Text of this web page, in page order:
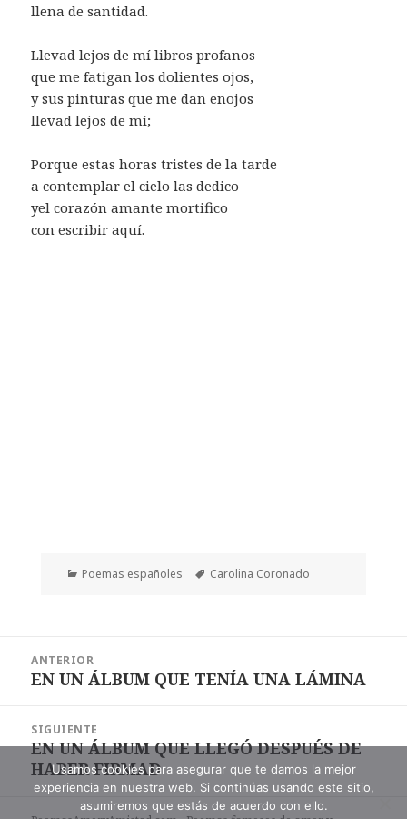
llena de santidad.
Llevad lejos de mí libros profanos
que me fatigan los dolientes ojos,
y sus pinturas que me dan enojos
llevad lejos de mí;
Porque estas horas tristes de la tarde
a contemplar el cielo las dedico
yel corazón amante mortifico
con escribir aquí.
Categorías
Poemas españoles Etiquetas
Carolina Coronado
entradas
ANTERIOR
Entrada
EN UN ÁLBUM QUE TENÍA UNA LÁMINA
SIGUIENTE
Entrada
siguiente:
EN UN ÁLBUM QUE LLEGÓ DESPUÉS DE
HABER FIRMAD
Usamos cookies para asegurar que te damos la mejor
experiencia en nuestra web. Si continúas usando este sitio,
asumiremos que estás de acuerdo con ello.